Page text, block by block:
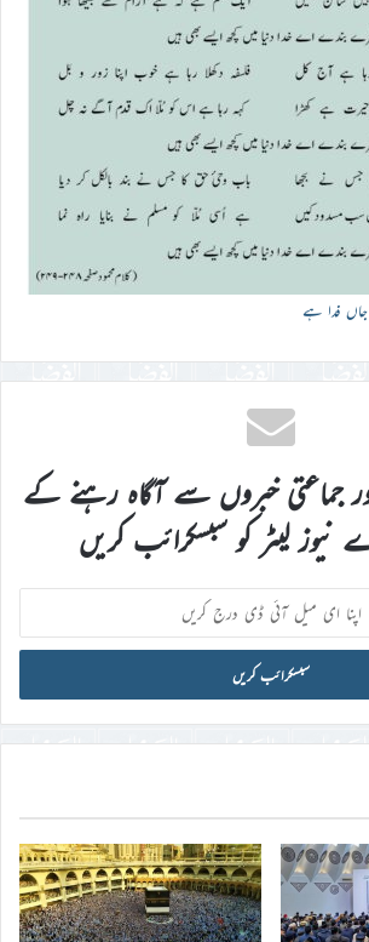
جاں فدا ہے
جماعتی خبروں سے آگاہ رہنے کے
نیوز لیٹر کو سبسکرائب کریں